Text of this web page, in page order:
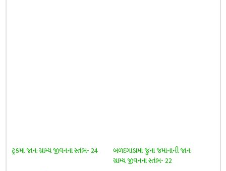
ટ્રકમાં જાન: ગ્રામ્ય જીવનના સ્તંભ- 24
બળદગાડામાં જુના જમાનાની જાન:
ગ્રામ્ય જીવનના સ્તંભ- 22